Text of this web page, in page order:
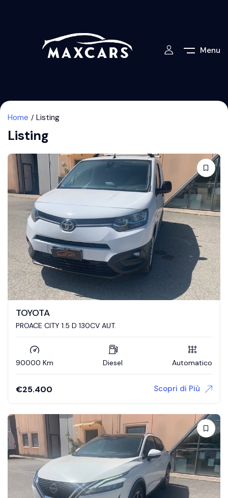
Menu
Home Listing
Listing
TOYOTA
PROACE CITY 1.5 D 130CV AUT.
90000 Km Diesel Automatico
€25.400 Scopri di Più